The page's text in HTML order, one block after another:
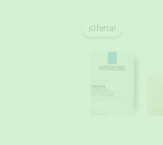
¡Oferta!
¡Oferta!